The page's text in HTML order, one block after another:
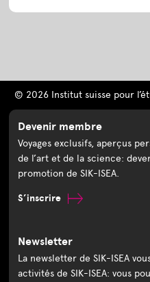
© 2026 Institut suisse pour
Devenir membre
Voyages exclusifs, aperçus
de l’art et de la science:
promotion de SIK-ISEA.
S’inscrire
Newsletter
La newsletter de SIK-ISEA
activités de SIK-ISEA: vous